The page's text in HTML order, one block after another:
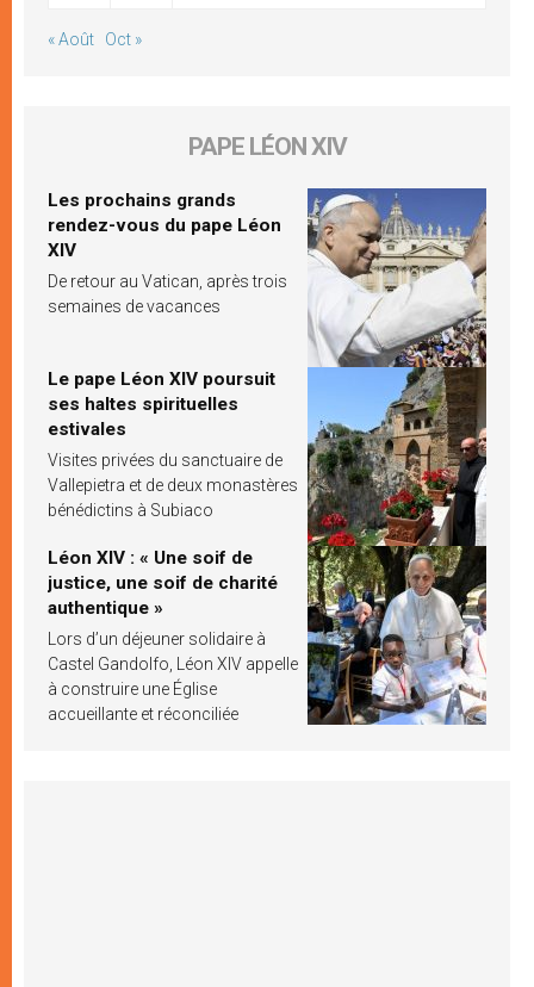
« Août Oct »
PAPE LÉON XIV
Les prochains grands
rendez-vous du pape Léon
XIV
De retour au Vatican, après trois
semaines de vacances
Le pape Léon XIV poursuit
ses haltes spirituelles
estivales
Visites privées du sanctuaire de
Vallepietra et de deux monastères
bénédictins à Subiaco
Léon XIV : « Une soif de
justice, une soif de charité
authentique »
Lors d’un déjeuner solidaire à
Castel Gandolfo, Léon XIV appelle
à construire une Église
accueillante et réconciliée